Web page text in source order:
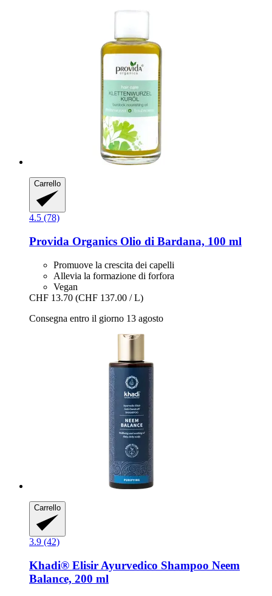
Carrello
4.5 (78)
Provida Organics Olio di Bardana, 100 ml
Promuove la crescita dei capelli
Allevia la formazione di forfora
Vegan
CHF 13.70 (CHF 137.00 / L)
Consegna entro il giorno 13 agosto
Carrello
3.9 (42)
Khadi® Elisir Ayurvedico Shampoo Neem
Balance, 200 ml